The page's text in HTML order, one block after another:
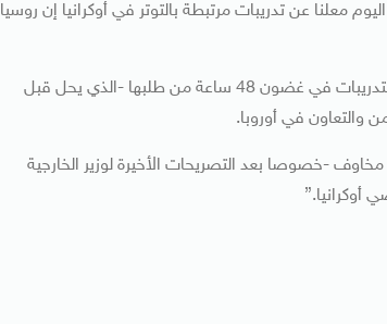
معلنا عن تدريبات مرتبطة بالتوتر في أوكرانيا إن روسيا
وأضافت أن من حق أوكرانيا الحصول على إعلان للأهداف والتفاصيل الأخرى للتدريبات في غضون 48 ساعة من طلبها -الذي يحل قبل
والتعاون في أوروبا.
مخاوف -خصوصا بعد التصريحات الأخيرة لوزير الخارجية
أوكرانيا.”